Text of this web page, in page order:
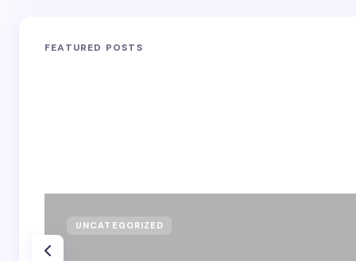
FEATURED POSTS
UNCATEGORIZED